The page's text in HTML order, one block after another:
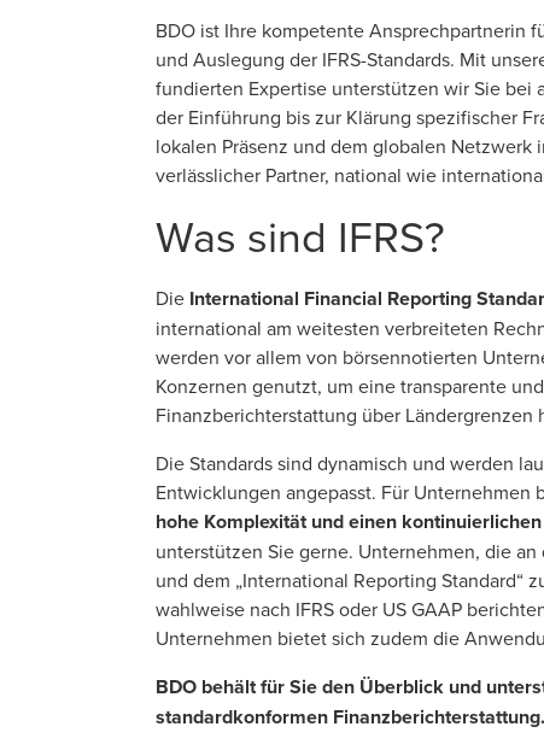
BDO ist Ihre kompetente Ansprechpartnerin
und Auslegung der IFRS-Standards. Mit
fundierten Expertise unterstützen wir Sie bei
der Einführung bis zur Klärung spezifischer
lokalen Präsenz und dem globalen Netzwerk
verlässlicher Partner, national wie
Was sind IFRS?
Die International Financial Reporting
international am weitesten verbreiteten
werden vor allem von börsennotierten
Konzernen genutzt, um eine transparente
Finanzberichterstattung über Ländergrenzen
Die Standards sind dynamisch und werden
Entwicklungen angepasst. Für
hohe Komplexität und einen
unterstützen Sie gerne. Unternehmen, die an
und dem „International Reporting Standard“
wahlweise nach IFRS oder US GAAP
Unternehmen bietet sich zudem die
BDO behält für Sie den Überblick und
standardkonformen Finanzberichterstattung.